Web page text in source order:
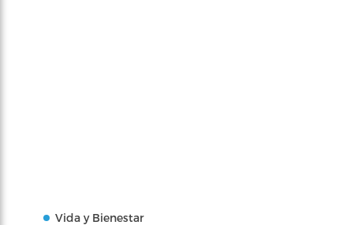
Vida y Bienestar